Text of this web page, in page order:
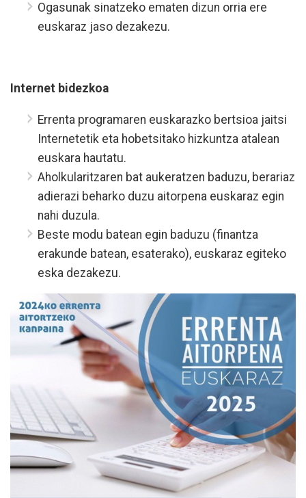
Ogasunak sinatzeko ematen dizun orria ere
euskaraz jaso dezakezu.
Internet bidezkoa
Errenta programaren euskarazko bertsioa jaitsi
Internetetik eta hobetsitako hizkuntza atalean
euskara hautatu.
Aholkularitzaren bat aukeratzen baduzu, berariaz
adierazi beharko duzu aitorpena euskaraz egin
nahi duzula.
Beste modu batean egin baduzu (finantza
erakunde batean, esaterako), euskaraz egiteko
eska dezakezu.